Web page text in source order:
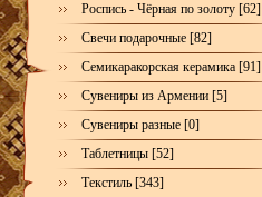
Роспись - Чёрная по золоту [62]
Свечи подарочные [82]
Семикаракорская керамика [91]
Сувениры из Армении [5]
Сувениры разные [0]
Таблетницы [52]
Текстиль [343]